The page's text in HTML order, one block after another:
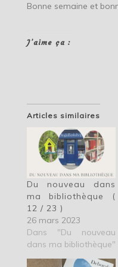
Bonne semaine et
J’aime ça :
Articles similaires
Du nouveau dans
ma bibliothèque (
12 / 23 )
26 mars 2023
Dans "Du nouveau
dans ma bibliothèque"